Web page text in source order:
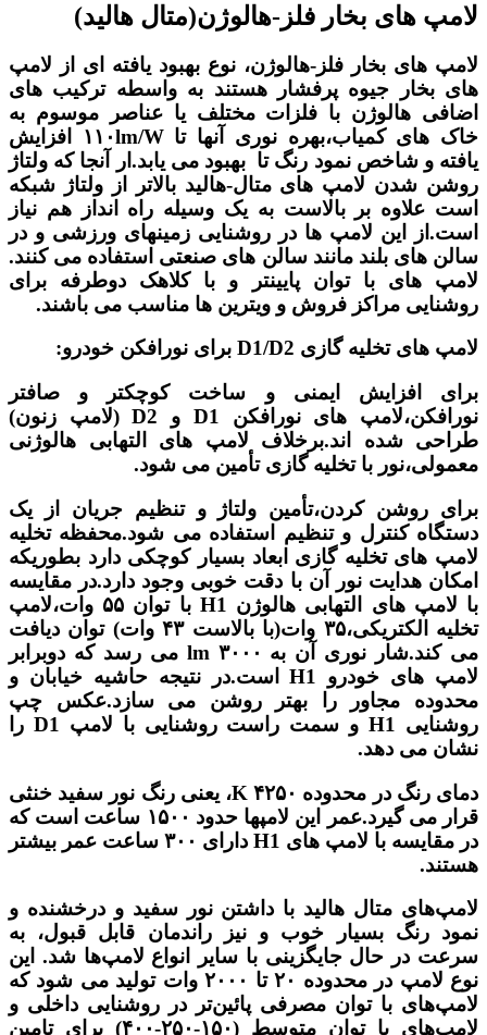
لامپ های بخار فلز-هالوژن(متال هالید)
لامپ های بخار فلز-هالوژن، نوع بهبود یافته ای از لامپ
های بخار جیوه پرفشار هستند به واسطه ترکیب های
اضافی هالوژن با فلزات مختلف یا عناصر موسوم به
خاک های کمیاب،بهره نوری آنها تا ۱۱۰lm/W افزایش
یافته و شاخص نمود رنگ تا بهبود می یابد.ار آنجا که ولتاژ
روشن شدن لامپ های متال-هالید بالاتر از ولتاژ شبکه
است علاوه بر بالاست به یک وسیله راه انداز هم نیاز
است.از این لامپ ها در روشنایی زمینهای ورزشی و در
سالن های بلند مانند سالن های صنعتی استفاده می کنند.
لامپ های با توان پایینتر و با کلاهک دوطرفه برای
روشنایی مراکز فروش و ویترین ها مناسب می باشند.
لامپ های تخلیه گازی D1/D2 برای نورافکن خودرو:
برای افزایش ایمنی و ساخت کوچکتر و صافتر
نورافکن،لامپ های نورافکن D1 و D2 (لامپ زنون)
طراحی شده اند.برخلاف لامپ های التهابی هالوژنی
معمولی،نور با تخلیه گازی تأمین می شود.
برای روشن کردن،تأمین ولتاژ و تنظیم جریان از یک
دستگاه کنترل و تنظیم استفاده می شود.محفظه تخلیه
لامپ های تخلیه گازی ابعاد بسیار کوچکی دارد بطوریکه
امکان هدایت نور آن با دقت خوبی وجود دارد.در مقایسه
با لامپ های التهابی هالوژن H1 با توان ۵۵ وات،لامپ
تخلیه الکتریکی،۳۵ وات(با بالاست ۴۳ وات) توان دیافت
می کند.شار نوری آن به ۳۰۰۰ lm می رسد که دوبرابر
لامپ های خودرو H1 است.در نتیجه حاشیه خیابان و
محدوده مجاور را بهتر روشن می سازد.عکس چپ
روشنایی H1 و سمت راست روشنایی با لامپ D1 را
نشان می دهد.
دمای رنگ در محدوده ۴۲۵۰ K، یعنی رنگ نور سفید خنثی
قرار می گیرد.عمر این لامپها حدود ۱۵۰۰ ساعت است که
در مقایسه با لامپ های H1 دارای ۳۰۰ ساعت عمر بیشتر
هستند.
لامپ‌های متال هالید با داشتن نور سفید و درخشنده و
نمود رنگ بسیار خوب و نیز راندمان قابل قبول، به
سرعت در حال جایگزینی با سایر انواع لامپ‌ها شد. این
نوع لامپ‌ در محدوده ۲۰ تا ۲۰۰۰ وات تولید می شود که
لامپ‌های با توان مصرفی پائین‌تر در روشنایی داخلی و
لامپ‌های با توان متوسط (۱۵۰-۲۵۰-۴۰۰) برای تامین